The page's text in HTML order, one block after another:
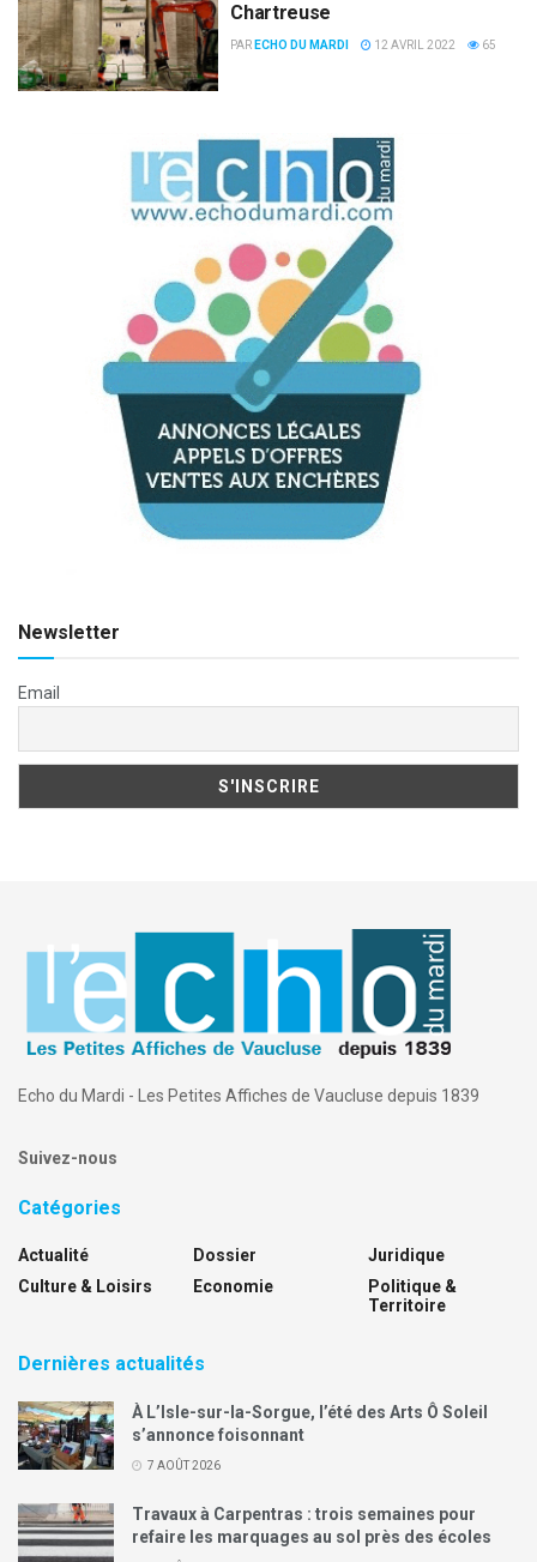
Chartreuse
PAR ECHO DU MARDI 12 AVRIL 2022 65
Newsletter
Email
Echo du Mardi - Les Petites Affiches de Vaucluse depuis 1839
Suivez-nous
Catégories
Actualité
Culture & Loisirs
Dossier
Economie
Juridique
Politique &
Territoire
Dernières actualités
À L’Isle-sur-la-Sorgue, l’été des Arts Ô Soleil
s’annonce foisonnant
7 AOÛT 2026
Travaux à Carpentras : trois semaines pour
refaire les marquages au sol près des écoles